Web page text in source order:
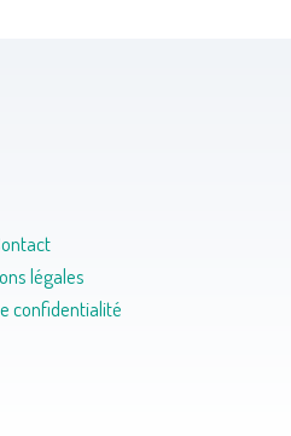
légales
confidentialité